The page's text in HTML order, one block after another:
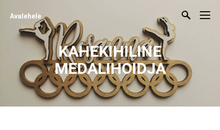
Avalehele
KAHEKIHILINE
MEDALIHOIDJA